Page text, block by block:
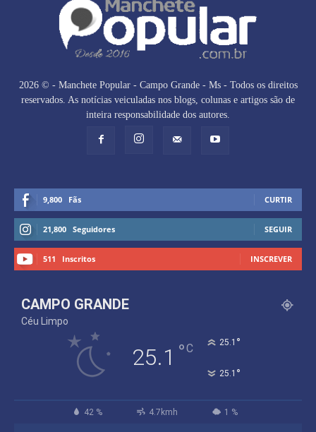
2026 © - Manchete Popular - Campo Grande - Ms - Todos os direitos
reservados. As notícias veiculadas nos blogs, colunas e artigos são de
inteira responsabilidade dos autores.
9,800 Fãs CURTIR
21,800 Seguidores SEGUIR
511 Inscritos INSCREVER
CAMPO GRANDE
Céu Limpo
25.1 °C 25.1 °
25.1 °
42 % 4.7kmh 1 %